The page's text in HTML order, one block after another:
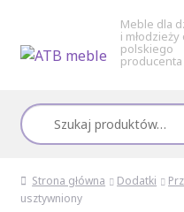
nawigacji
treści
Meble dla
i młodzieży
polskiego
producenta
Szukaj:
Strona główna Dodatki
usztywniony